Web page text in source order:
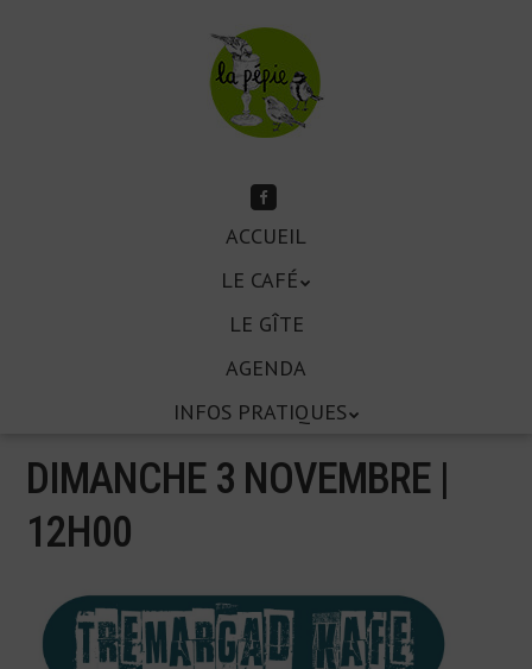
Facebook
ACCUEIL
LE CAFÉ
LE GÎTE
AGENDA
INFOS PRATIQUES
DIMANCHE 3 NOVEMBRE |
12H00